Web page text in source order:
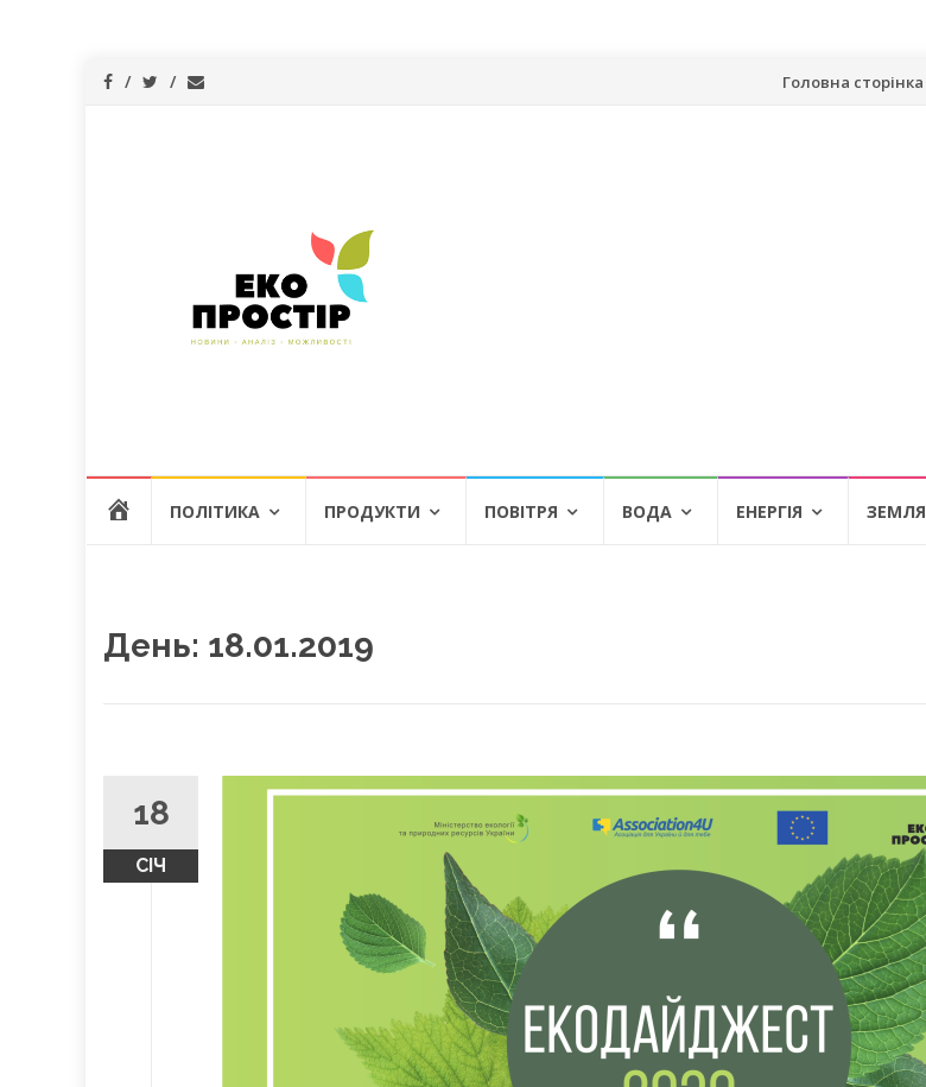
Skip
Головна сторінка
А
ПОЛІТИКА ПРОДУКТИ ПОВІТРЯ ВОДА ЕНЕРГІЯ ЗЕМЛЯ
День: 18.01.2019
18
СІЧ